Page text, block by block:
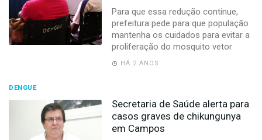
Para que essa redução continue,
prefeitura pede para que população
mantenha os cuidados para evitar a
proliferação do mosquito vetor
HÁ 2 ANOS
DENGUE
Secretaria de Saúde alerta para
casos graves de chikungunya
em Campos